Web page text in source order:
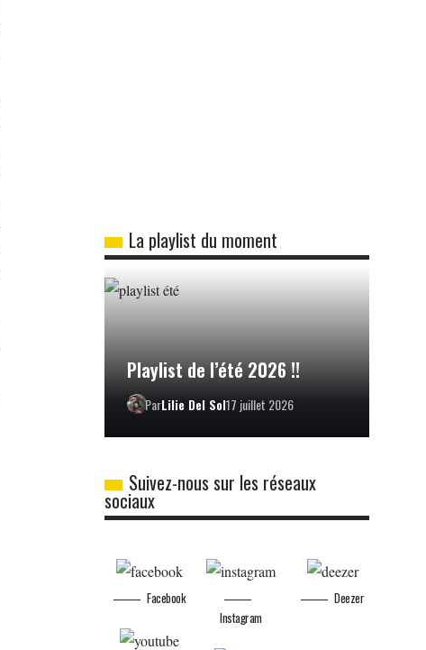
La playlist du moment
Playlist de l’été 2026 !!
ParLilie Del Sol17 juillet 2026
Suivez-nous sur les réseaux
sociaux
Facebook
Instagram
Deezer